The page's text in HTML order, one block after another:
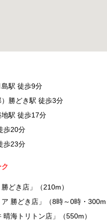
駅 徒歩9分
勝どき駅 徒歩3分
駅 徒歩17分
歩20分
歩23分
どき店」（210m）
勝どき店」（8時～0時・
海トリトン店」（550m）